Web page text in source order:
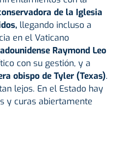
de la Iglesia
llegando incluso a
en el Vaticano
Raymond Leo
con su gestión, y a
obispo de Tyler (Texas).
lejos. En el Estado hay
y curas abiertamente